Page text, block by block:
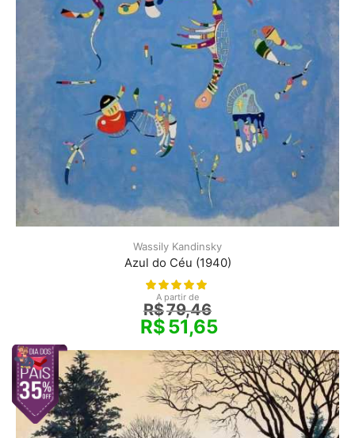
Wassily Kandinsky
Azul do Céu (1940)
A partir de
R$79,46
R$51,65